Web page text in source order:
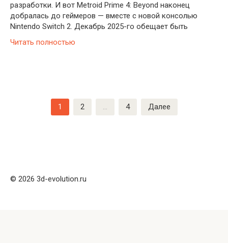
разработки. И вот Metroid Prime 4: Beyond наконец
добралась до геймеров — вместе с новой консолью
Nintendo Switch 2. Декабрь 2025-го обещает быть
Читать полностью
1 2 … 4 Далее
© 2026 3d-evolution.ru